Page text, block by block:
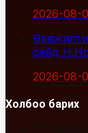
2026-08-
сайд
2026-08-
Холбоо барих